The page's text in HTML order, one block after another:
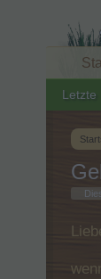
Letzte